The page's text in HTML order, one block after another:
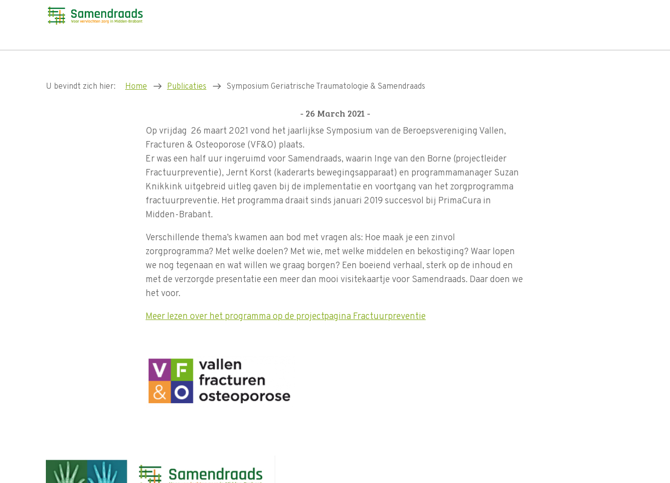
U bevindt zich hier: Home Publicaties Symposium Geriatrische Traumatologie & Samendraads
- 26 March 2021 -
Op vrijdag 26 maart 2021 vond het jaarlijkse Symposium van de Beroepsvereniging Vallen,
Fracturen & Osteoporose (VF&O) plaats.
Er was een half uur ingeruimd voor Samendraads, waarin Inge van den Borne (projectleider
Fractuurpreventie), Jernt Korst (kaderarts bewegingsapparaat) en programmamanager Suzan
Knikkink uitgebreid uitleg gaven bij de implementatie en voortgang van het zorgprogramma
fractuurpreventie. Het programma draait sinds januari 2019 succesvol bij PrimaCura in
Midden-Brabant.
Verschillende thema’s kwamen aan bod met vragen als: Hoe maak je een zinvol
zorgprogramma? Met welke doelen? Met wie, met welke middelen en bekostiging? Waar lopen
we nog tegenaan en wat willen we graag borgen? Een boeiend verhaal, sterk op de inhoud en
met de verzorgde presentatie een meer dan mooi visitekaartje voor Samendraads. Daar doen we
het voor.
Meer lezen over het programma op de projectpagina Fractuurpreventie